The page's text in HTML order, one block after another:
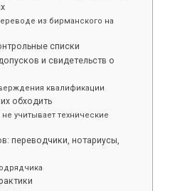
из бирманского на
списки
и свидетельств о
квалификации
обходить
учитывает технические
переводчики, нотариусы,